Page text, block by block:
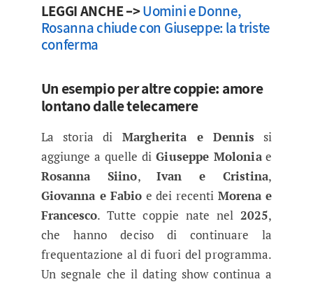
LEGGI ANCHE –>Uomini e Donne,
Rosanna chiude con Giuseppe: la triste
conferma
Un esempio per altre coppie: amore
lontano dalle telecamere
La storia diMargherita e Dennis si
aggiunge a quelle diGiuseppe Moloniae
Rosanna Siino,Ivan e Cristina,
Giovanna e Fabio e dei recenti Morena e
Francesco. Tutte coppie nate nel 2025,
che hanno deciso di continuare la
frequentazione al di fuori del programma.
Un segnale che il dating show continua a